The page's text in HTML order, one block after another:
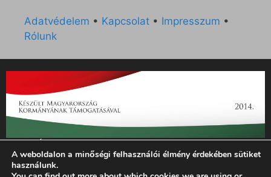
Adatvédelem • Kapcsolat • Impresszum •
Rólunk
„Az Új Ember katolikus hetilap 2014. évi működésének
támogatását az EGYH-KCP-14-P-0121 sz. támogatási
szerződés keretében 3 000 000 Ft összegben támogatta az
A weboldalon a minőségi felhasználói élmény érdekében sütiket
használunk.